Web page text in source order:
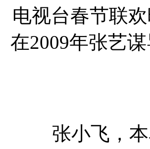
电视台春节联
在2009年张艺
张小飞，本